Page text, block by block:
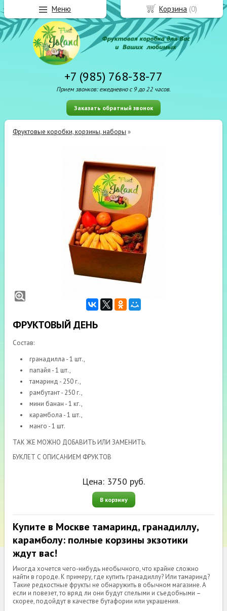
+7 (985) 768-38-77
Прием звонков: ежедневно с 9 до 22 часов.
Заказать обратный звонок
Фруктовые коробки, корзины, наборы »
ФРУКТОВЫЙ ДЕНЬ
Состав:
гранадилла - 1 шт.,
папайя - 1 шт.,
тамаринд - 250 г.,
рамбутант - 250 г.,
мини банан - 1 кг.,
карамбола - 1 шт.,
манго - 1 шт.
ТАК ЖЕ МОЖНО ДОБАВИТЬ ИЛИ ЗАМЕНИТЬ.
БУКЛЕТ С ОПИСАНИЕМ ФРУКТОВ
Цена: 3750 руб.
В корзину
Купите в Москве тамаринд, гранадиллу,
карамболу: полные корзины экзотики
ждут вас!
Иногда хочется чего-нибудь необычного, что крайне сложно
найти в городе. К примеру, где купить гранадиллу? Или тамаринд?
Такие редкостные фрукты не обнаружить в обычном магазине. А
если и повезет, то вряд ли они будут спелыми и съедобными –
скорее, подойдут в качестве бутафории или украшения.
Корзина (0)
Меню